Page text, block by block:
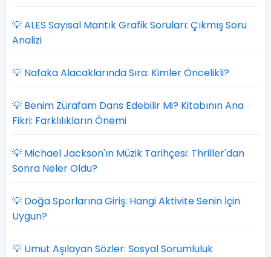
💡 ALES Sayısal Mantık Grafik Soruları: Çıkmış Soru
Analizi
💡 Nafaka Alacaklarında Sıra: Kimler Öncelikli?
💡 Benim Zürafam Dans Edebilir Mi? Kitabının Ana
Fikri: Farklılıkların Önemi
💡 Michael Jackson'ın Müzik Tarihçesi: Thriller'dan
Sonra Neler Oldu?
💡 Doğa Sporlarına Giriş: Hangi Aktivite Senin İçin
Uygun?
💡 Umut Aşılayan Sözler: Sosyal Sorumluluk